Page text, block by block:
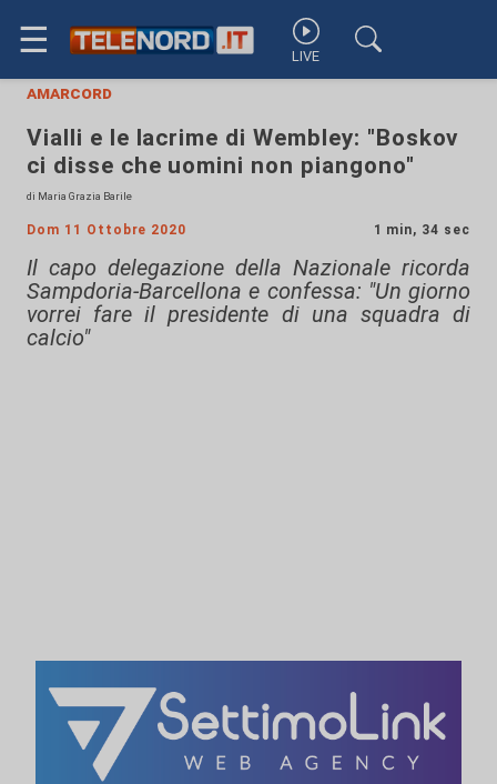
☰ LIVE
amarcord
Vialli e le lacrime di Wembley: "Boskov
ci disse che uomini non piangono"
di Maria Grazia Barile
Dom 11 Ottobre 2020 1 min, 34 sec
Il capo delegazione della Nazionale ricorda
Sampdoria-Barcellona e confessa: "Un giorno
vorrei fare il presidente di una squadra di
calcio"